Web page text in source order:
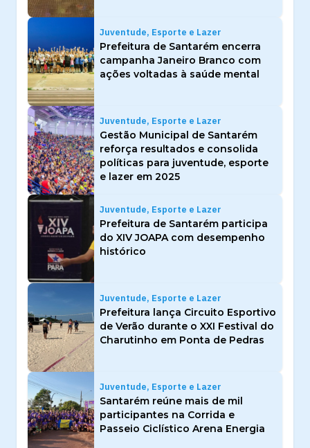
Juventude, Esporte e Lazer
Prefeitura de Santarém encerra
campanha Janeiro Branco com
ações voltadas à saúde mental
Juventude, Esporte e Lazer
Gestão Municipal de Santarém
reforça resultados e consolida
políticas para juventude, esporte
e lazer em 2025
Juventude, Esporte e Lazer
Prefeitura de Santarém participa
do XIV JOAPA com desempenho
histórico
Juventude, Esporte e Lazer
Prefeitura lança Circuito Esportivo
de Verão durante o XXI Festival do
Charutinho em Ponta de Pedras
Juventude, Esporte e Lazer
Santarém reúne mais de mil
participantes na Corrida e
Passeio Ciclístico Arena Energia